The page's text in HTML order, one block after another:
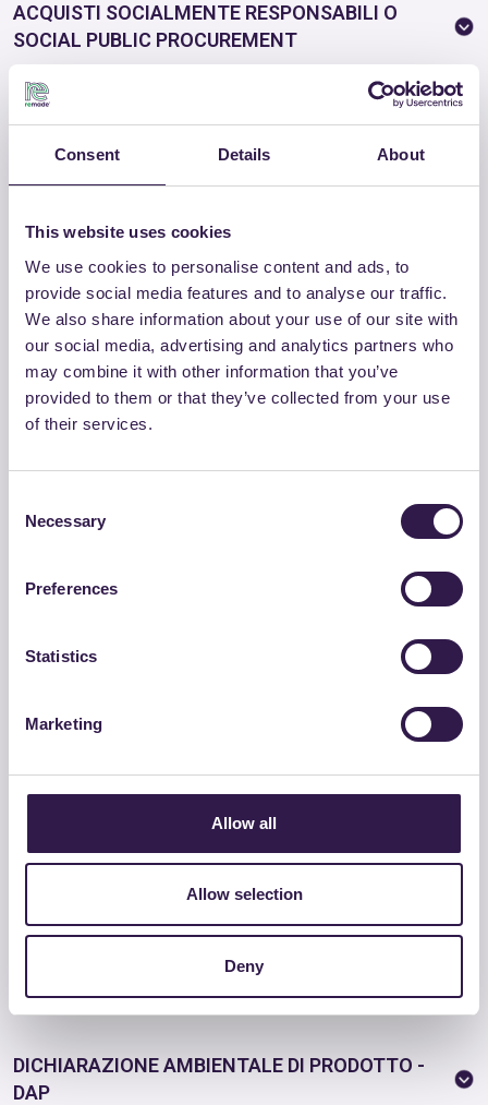
Consent Details About
This website uses cookies
We use cookies to personalise content and ads, to
provide social media features and to analyse our traffic.
We also share information about your use of our site with
our social media, advertising and analytics partners who
may combine it with other information that you’ve
provided to them or that they’ve collected from your use
of their services.
Selection
Necessary
Preferences
Statistics
Marketing
Allow all
Allow selection
Deny
ACQUISTI SOCIALMENTE RESPONSABILI O
SOCIAL PUBLIC PROCUREMENT
ACQUISTI PUBBLICI SOSTENIBILI O
(LCC)
ANALISI DEL CICLO DI VITA (LCA)
CENTRALE DI COMMITTENZA
CENTRALE UNICA DI COMMITTENZA
CONDIZIONI DI ESECUZIONE DELL’APPALTO
CRITERI AMBIENTALI MINIMI (CAM)
CRITERIO PREMIANTE
DEF
DICHIARAZIONE AMBIENTALE DI PRODOTTO -
DAP